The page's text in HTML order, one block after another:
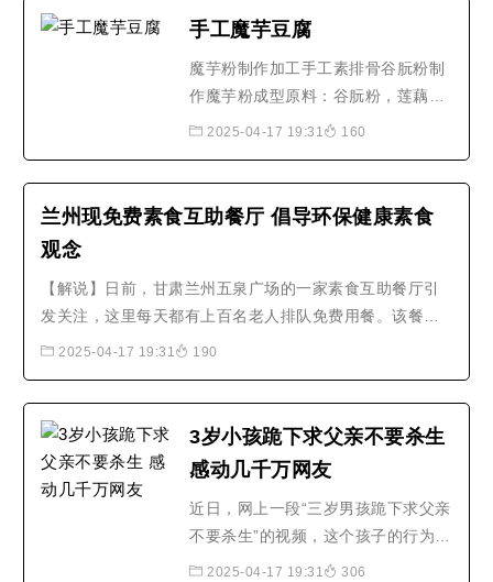
手工魔芋豆腐
魔芋粉制作加工手工素排骨谷朊粉制
作魔芋粉成型原料：谷朊粉，莲藕调
料：白砂糖，陈醋，番茄酱，浓缩橙
用，将莲藕切条，然后用剪刀剪成小
慢炸，待全部炸熟起锅，锅内留..
2025-04-17 19:31 160
兰州现免费素食互助餐厅 倡导环保健康素食
观念
【解说】日前，甘肃兰州五泉广场的一家素食互助餐厅引
发关注，这里每天都有上百名老人排队免费用餐。该餐厅
是一家公益、非盈利性的免费互助素食餐厅，餐厅主要由
者介绍，来这里用餐的人群中绝大..
2025-04-17 19:31 190
3岁小孩跪下求父亲不要杀生
感动几千万网友
近日，网上一段“三岁男孩跪下求父亲
不要杀生”的视频，这个孩子的行为感
动了几千万网友。据了解，在非洲某
2025-04-17 19:31 306